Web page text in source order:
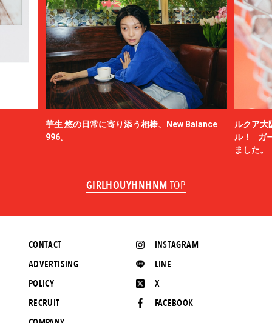
芋生 悠の日常に寄り添う相棒、New Balance
996。
ルクア大
ル！ ガ
ました。
GIRLHOUYHNHNM TOP
INSTAGRAM
LINE
X
FACEBOOK
CONTACT
ADVERTISING
POLICY
RECRUIT